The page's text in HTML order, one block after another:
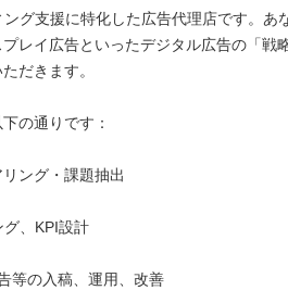
グ支援に特化した広告代理店です。あ
レイ広告といったデジタル広告の「戦
だきます。
の通りです：
ング・課題抽出
、KPI設計
等の入稿、運用、改善